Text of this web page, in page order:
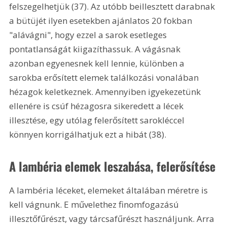
felszegelhetjük (37). Az utóbb beillesztett darabnak
a bütüjét ilyen esetekben ajánlatos 20 fokban
"alávágni", hogy ezzel a sarok esetleges
pontatlanságát kiigazíthassuk. A vágásnak
azonban egyenesnek kell lennie, különben a
sarokba erősített elemek találkozási vonalában
hézagok keletkeznek. Amennyiben igyekezetünk
ellenére is csúf hézagosra sikeredett a lécek
illesztése, egy utólag felerősített sarokléccel
könnyen korrigálhatjuk ezt a hibát (38).
A lambéria elemek leszabása, felerősítése
A lambéria léceket, elemeket általában méretre is
kell vágnunk. E művelethez finomfogazású
illesztőfűrészt, vagy tárcsafűrészt használjunk. Arra